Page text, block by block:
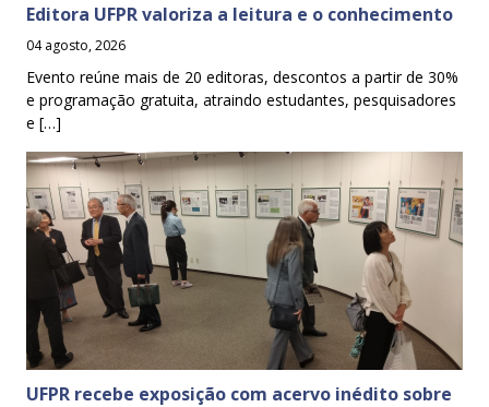
Editora UFPR valoriza a leitura e o conhecimento
04 agosto, 2026
Evento reúne mais de 20 editoras, descontos a partir de 30%
e programação gratuita, atraindo estudantes, pesquisadores
e […]
UFPR recebe exposição com acervo inédito sobre